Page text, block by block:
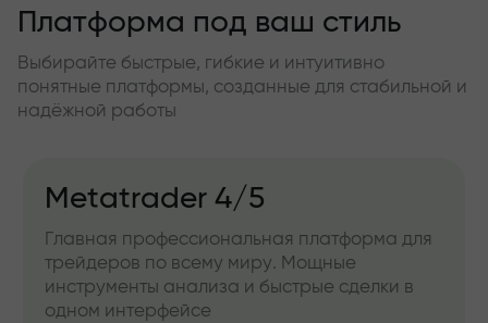
Платформа под ваш стиль
Выбирайте быстрые, гибкие и интуитивно
понятные платформы, созданные для стабильной и
надёжной работы
Metatrader 4/5
Главная профессиональная платформа для
трейдеров по всему миру. Мощные
инструменты анализа и быстрые сделки в
одном интерфейсе